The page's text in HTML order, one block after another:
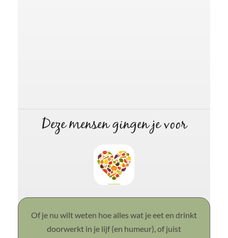
Deze mensen gingen je voor
Of je nu wilt weten hoe alles wat je eet en drinkt
doorwerkt in je lijf (en humeur), of juist
Vanessa wist met veel enthousiasme haar
uitgebreide kennis over het menselijk lichaam